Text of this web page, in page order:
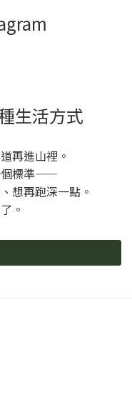
生活方式
再進山裡。
個標準——
想再跑深一點。
。